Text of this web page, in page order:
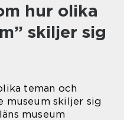
hur olika
skiljer sig
teman och
museum skiljer sig
museum